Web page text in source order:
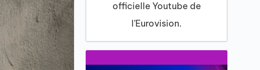
officielle Youtube de
l'Eurovision.